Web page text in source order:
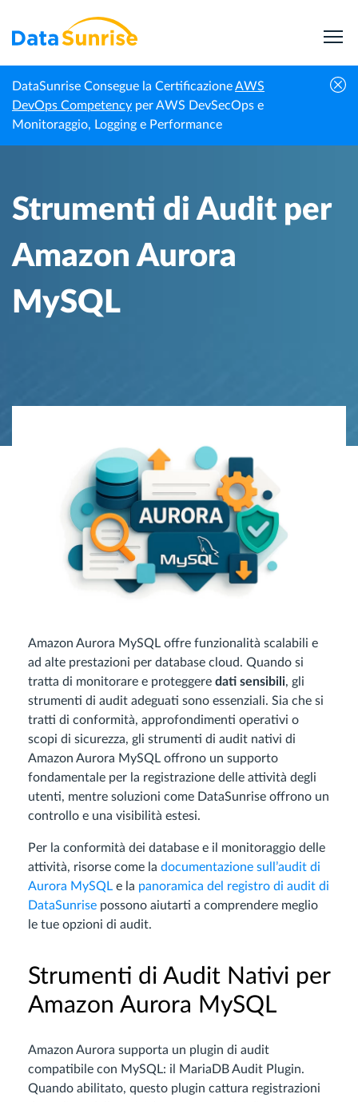
DataSunrise Consegue la CertificazioneAWS
DevOps Competency per AWS DevSecOps e
Monitoraggio, Logging e Performance
Homepage
Centro di
Conoscenza
Strumenti di Audit per Amazon Aurora
Strumenti di Audit per
Amazon Aurora
MySQL
Amazon Aurora MySQL offre funzionalità scalabili e
ad alte prestazioni per database cloud. Quando si
tratta di monitorare e proteggere dati sensibili, gli
strumenti di audit adeguati sono essenziali. Sia che si
tratti di conformità, approfondimenti operativi o
scopi di sicurezza, gli strumenti di audit nativi di
Amazon Aurora MySQL offrono un supporto
fondamentale per la registrazione delle attività degli
utenti, mentre soluzioni come DataSunrise offrono un
controllo e una visibilità estesi.
Per la conformità dei database e il monitoraggio delle
attività, risorse come la documentazione sull’audit di
Aurora MySQL e la panoramica del registro di audit di
DataSunrise possono aiutarti a comprendere meglio
le tue opzioni di audit.
Strumenti di Audit Nativi per
Amazon Aurora MySQL
Amazon Aurora supporta un plugin di audit
compatibile con MySQL: il MariaDB Audit Plugin.
Quando abilitato, questo plugin cattura registrazioni